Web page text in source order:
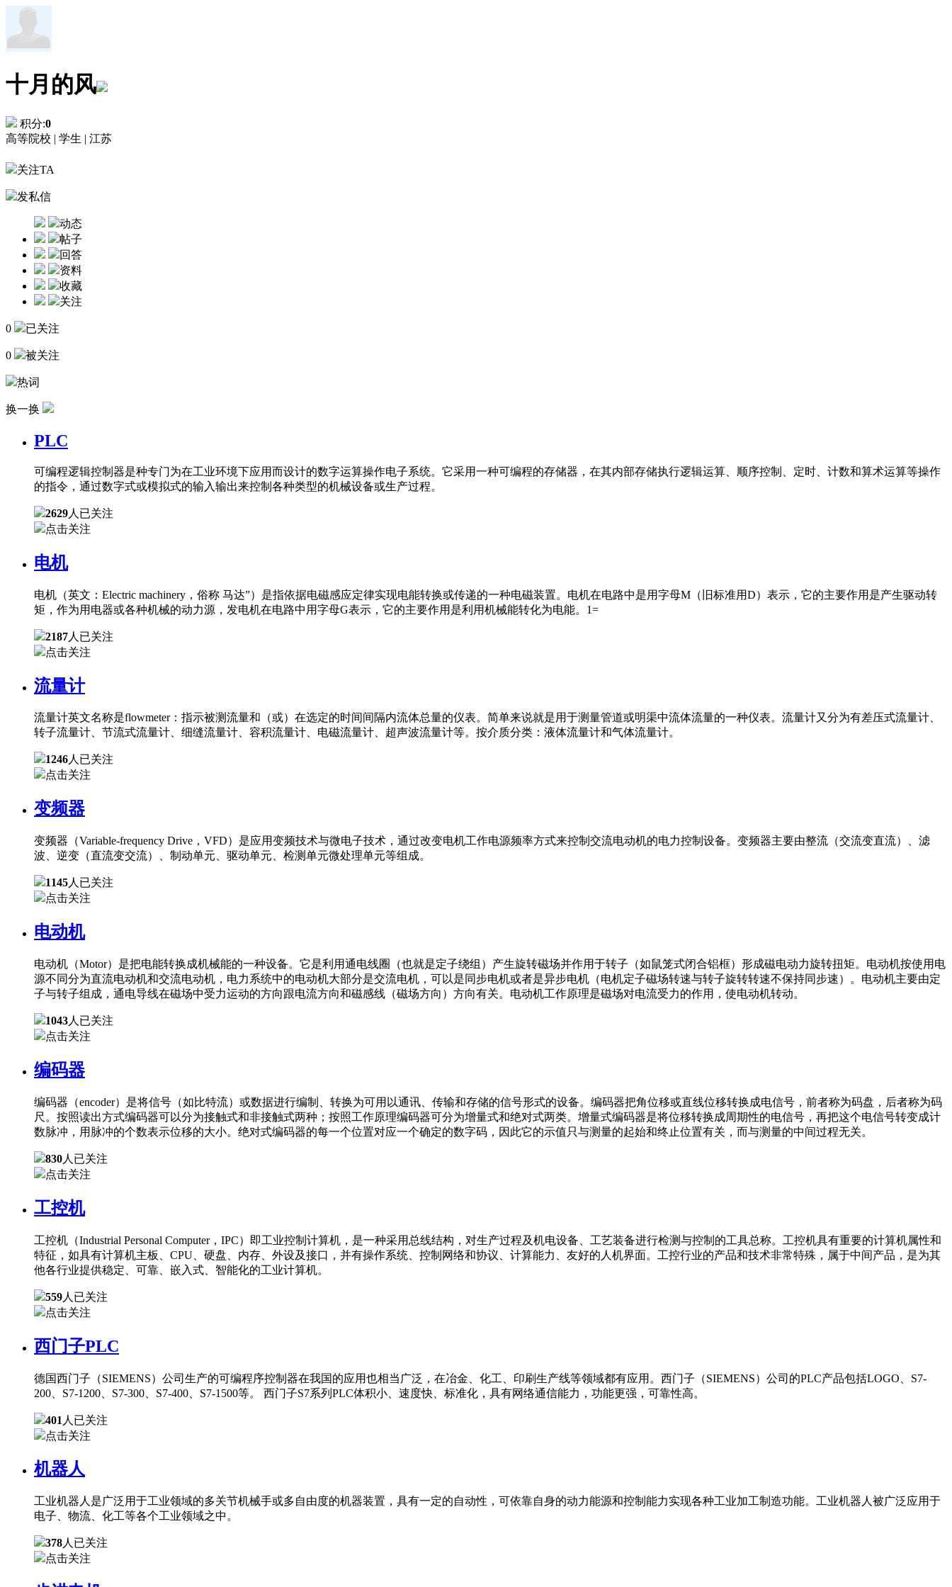
十月的风
积分:0
高等院校 | 学生 | 江苏
关注TA
发私信
动态
帖子
回答
资料
收藏
关注
0 已关注
0 被关注
热词
换一换
PLC
可编程逻辑控制器是种专门为在工业环境下应用而设计的数字运算操作电子系统。它采用一种可编程的存储器，在其内部存储执行逻辑运算、顺序控制、定时、计数和算术运算等操作
的指令，通过数字式或模拟式的输入输出来控制各种类型的机械设备或生产过程。
2629人已关注
点击关注
电机
电机（英文：Electric machinery，俗称 马达”）是指依据电磁感应定律实现电能转换或传递的一种电磁装置。电机在电路中是用字母M（旧标准用D）表示，它的主要作用是产生驱动转
矩，作为用电器或各种机械的动力源，发电机在电路中用字母G表示，它的主要作用是利用机械能转化为电能。1=
2187人已关注
点击关注
流量计
流量计英文名称是flowmeter：指示被测流量和（或）在选定的时间间隔内流体总量的仪表。简单来说就是用于测量管道或明渠中流体流量的一种仪表。流量计又分为有差压式流量计、
转子流量计、节流式流量计、细缝流量计、容积流量计、电磁流量计、超声波流量计等。按介质分类：液体流量计和气体流量计。
1246人已关注
点击关注
变频器
变频器（Variable-frequency Drive，VFD）是应用变频技术与微电子技术，通过改变电机工作电源频率方式来控制交流电动机的电力控制设备。变频器主要由整流（交流变直流）、滤
波、逆变（直流变交流）、制动单元、驱动单元、检测单元微处理单元等组成。
1145人已关注
点击关注
电动机
电动机（Motor）是把电能转换成机械能的一种设备。它是利用通电线圈（也就是定子绕组）产生旋转磁场并作用于转子（如鼠笼式闭合铝框）形成磁电动力旋转扭矩。电动机按使用电
源不同分为直流电动机和交流电动机，电力系统中的电动机大部分是交流电机，可以是同步电机或者是异步电机（电机定子磁场转速与转子旋转转速不保持同步速）。电动机主要由定
子与转子组成，通电导线在磁场中受力运动的方向跟电流方向和磁感线（磁场方向）方向有关。电动机工作原理是磁场对电流受力的作用，使电动机转动。
1043人已关注
点击关注
编码器
编码器（encoder）是将信号（如比特流）或数据进行编制、转换为可用以通讯、传输和存储的信号形式的设备。编码器把角位移或直线位移转换成电信号，前者称为码盘，后者称为码
尺。按照读出方式编码器可以分为接触式和非接触式两种；按照工作原理编码器可分为增量式和绝对式两类。增量式编码器是将位移转换成周期性的电信号，再把这个电信号转变成计
数脉冲，用脉冲的个数表示位移的大小。绝对式编码器的每一个位置对应一个确定的数字码，因此它的示值只与测量的起始和终止位置有关，而与测量的中间过程无关。
830人已关注
点击关注
工控机
工控机（Industrial Personal Computer，IPC）即工业控制计算机，是一种采用总线结构，对生产过程及机电设备、工艺装备进行检测与控制的工具总称。工控机具有重要的计算机属性和
特征，如具有计算机主板、CPU、硬盘、内存、外设及接口，并有操作系统、控制网络和协议、计算能力、友好的人机界面。工控行业的产品和技术非常特殊，属于中间产品，是为其
他各行业提供稳定、可靠、嵌入式、智能化的工业计算机。
559人已关注
点击关注
西门子PLC
德国西门子（SIEMENS）公司生产的可编程序控制器在我国的应用也相当广泛，在冶金、化工、印刷生产线等领域都有应用。西门子（SIEMENS）公司的PLC产品包括LOGO、S7-
200、S7-1200、S7-300、S7-400、S7-1500等。 西门子S7系列PLC体积小、速度快、标准化，具有网络通信能力，功能更强，可靠性高。
401 人已关注
点击关注
机器人
工业机器人是广泛用于工业领域的多关节机械手或多自由度的机器装置，具有一定的自动性，可依靠自身的动力能源和控制能力实现各种工业加工制造功能。工业机器人被广泛应用于
电子、物流、化工等各个工业领域之中。
378人已关注
点击关注